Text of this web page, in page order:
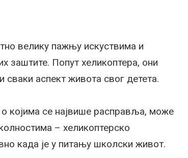
велику пажњу искуствима и
заштите. Попут хеликоптера, они
сваки аспект живота свог детета.
којима се највише расправља, може
– хеликоптерско
када је у питању школски живот.